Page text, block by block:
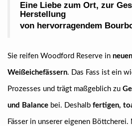
Eine Liebe zum Ort, zur
Herstellung
von hervorragendem
Sie reifen Woodford Reserve in
Weißeichefässern. Das Fass ist ein
Prozesses und trägt maßgeblich zu
und Balance bei. Deshalb fertigen,
Fässer in unserer eigenen